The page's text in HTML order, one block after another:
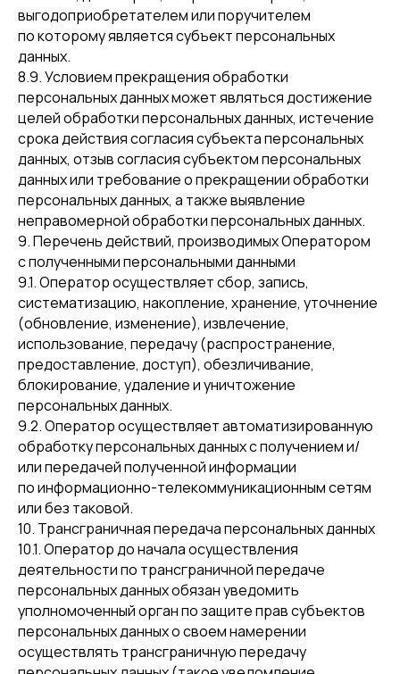
выгодоприобретателем или поручителем
по которому является субъект персональных
данных.
8.9. Условием прекращения обработки
персональных данных может являться достижение
целей обработки персональных данных, истечение
срока действия согласия субъекта персональных
данных, отзыв согласия субъектом персональных
данных или требование о прекращении обработки
персональных данных, а также выявление
неправомерной обработки персональных данных.
9. Перечень действий, производимых Оператором
с полученными персональными данными
9.1. Оператор осуществляет сбор, запись,
систематизацию, накопление, хранение, уточнение
(обновление, изменение), извлечение,
использование, передачу (распространение,
предоставление, доступ), обезличивание,
блокирование, удаление и уничтожение
персональных данных.
9.2. Оператор осуществляет автоматизированную
обработку персональных данных с получением и/
или передачей полученной информации
по информационно-телекоммуникационным сетям
или без таковой.
10. Трансграничная передача персональных данных
10.1. Оператор до начала осуществления
деятельности по трансграничной передаче
персональных данных обязан уведомить
уполномоченный орган по защите прав субъектов
персональных данных о своем намерении
осуществлять трансграничную передачу